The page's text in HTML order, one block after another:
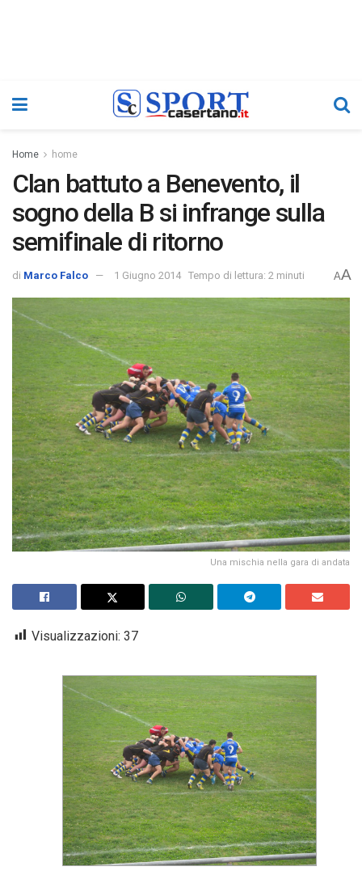
Home home
Clan battuto a Benevento, il
sogno della B si infrange sulla
semifinale di ritorno
di Marco Falco 1 Giugno 2014 Tempo di lettura: 2 minuti AA
Una mischia nella gara di andata
Visualizzazioni: 37